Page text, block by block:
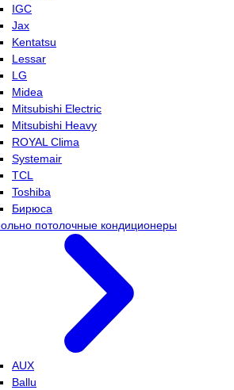
IGC
Jax
Kentatsu
Lessar
LG
Midea
Mitsubishi Electric
Mitsubishi Heavy
ROYAL Clima
Systemair
TCL
Toshiba
Бирюса
потолочные кондиционеры
AUX
Ballu